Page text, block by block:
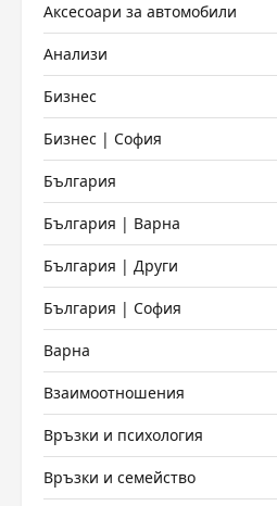
Аксесоари за автомобили
Анализи
Бизнес
Бизнес | София
България
България | Варна
България | Други
България | София
Варна
Взаимоотношения
Връзки и психология
Връзки и семейство